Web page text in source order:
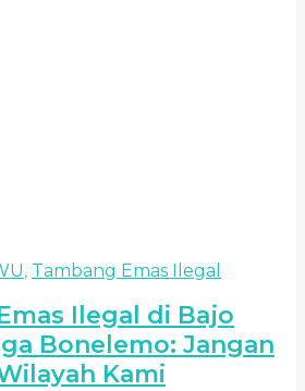
, Tambang Emas Ilegal
Ilegal di Bajo
Bonelemo: Jangan
Kami